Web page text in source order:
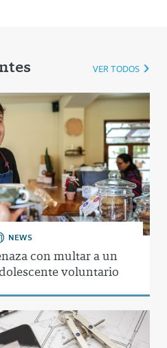
VER TODOS
NEWS
con multar a un
voluntario